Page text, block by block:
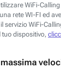
WiFi-
rete WI-FI ed
servizio WiFi-
dispositivo,
massima